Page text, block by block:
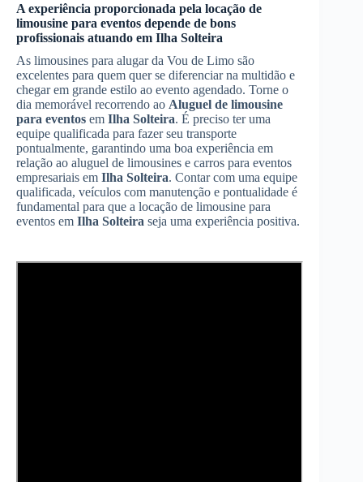
A experiência proporcionada pela locação de
limousine para eventos depende de bons
profissionais atuando em Ilha Solteira
As limousines para alugar da Vou de Limo são
excelentes para quem quer se diferenciar na multidão e
chegar em grande estilo ao evento agendado. Torne o
dia memorável recorrendo ao Aluguel de limousine
para eventos em Ilha Solteira. É preciso ter uma
equipe qualificada para fazer seu transporte
pontualmente, garantindo uma boa experiência em
relação ao aluguel de limousines e carros para eventos
empresariais em Ilha Solteira. Contar com uma equipe
qualificada, veículos com manutenção e pontualidade é
fundamental para que a locação de limousine para
eventos em Ilha Solteira seja uma experiência positiva.